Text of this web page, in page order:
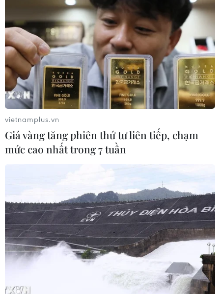
vietnamplus.vn
Giá vàng tăng phiên thứ tư liên tiếp, chạm
mức cao nhất trong 7 tuần